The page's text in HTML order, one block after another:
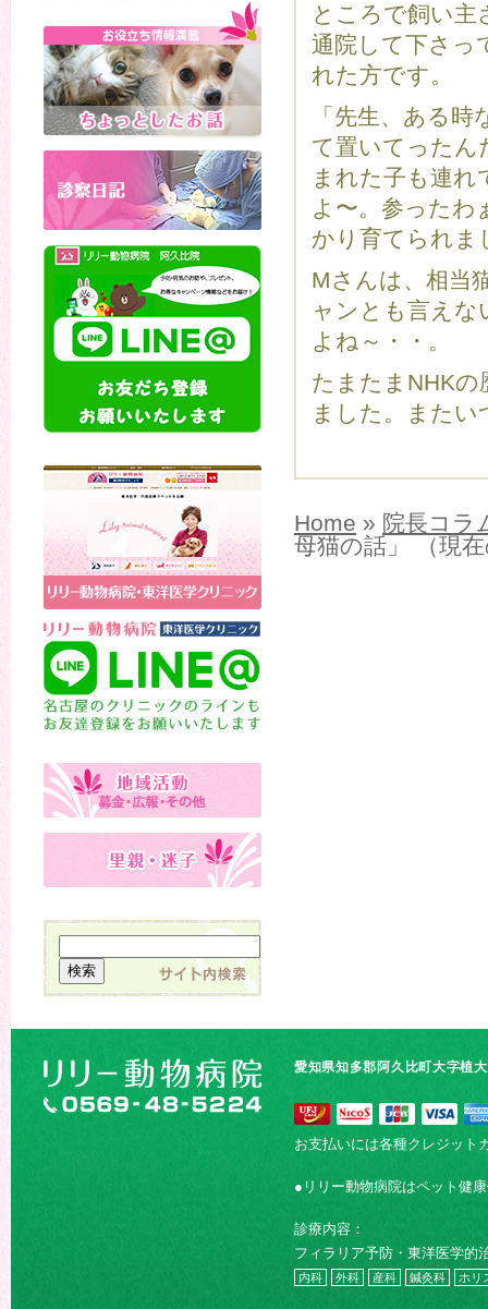
ところで飼い主
通院して下さっ
れた方です。
「先生、ある
て置いてったん
まれた子も連れ
よ〜。参ったわ
かり育てられま
Mさんは、相当
ャンとも言えな
よね～・・。
たまたまNHKの
ました。また
Home » 院長コラ
母猫の話」 （現
愛知県知多郡阿久比町大字植
お支払いには各種クレジット
●リリー動物病院はペット健
診療内容：
フィラリア予防・東洋医学的
内科 外科 産科 鍼灸科 ホリ